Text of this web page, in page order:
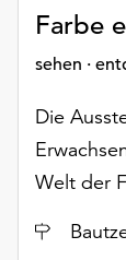
Farbe
sehen ·
Die
Welt der
Ort